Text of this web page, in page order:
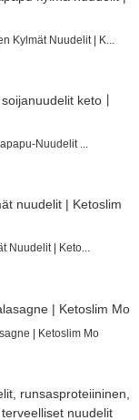
Kylmät Nuudelit | K...
Nuudelit ...
Nuudelit | Keto...
| Ketoslim Mo